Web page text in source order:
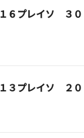
１６プレイソ ３
１３プレイソ ２